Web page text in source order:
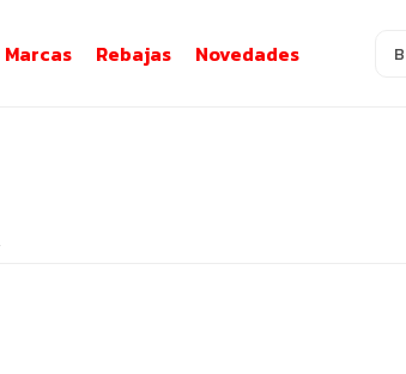
Marcas Rebajas Novedades